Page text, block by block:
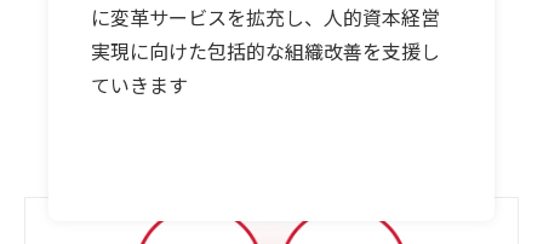
に変革サービスを拡充し、人的資本経営
実現に向けた包括的な組織改善を支援し
ていきます